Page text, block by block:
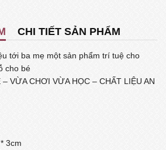
CHI TIẾT SẢN PHẨM
tới ba mẹ một sản phẩm trí tuệ cho
cho bé
VỪA CHƠI VỪA HỌC – CHẤT LIỆU AN
3cm